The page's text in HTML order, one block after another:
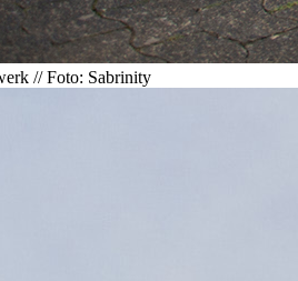
// Foto: Sabrinity